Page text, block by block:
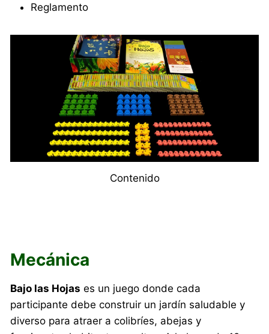
Reglamento
Contenido
Mecánica
Bajo las Hojas es un juego donde cada
participante debe construir un jardín saludable y
diverso para atraer a colibríes, abejas y